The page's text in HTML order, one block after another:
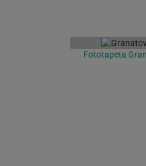
Fototapeta